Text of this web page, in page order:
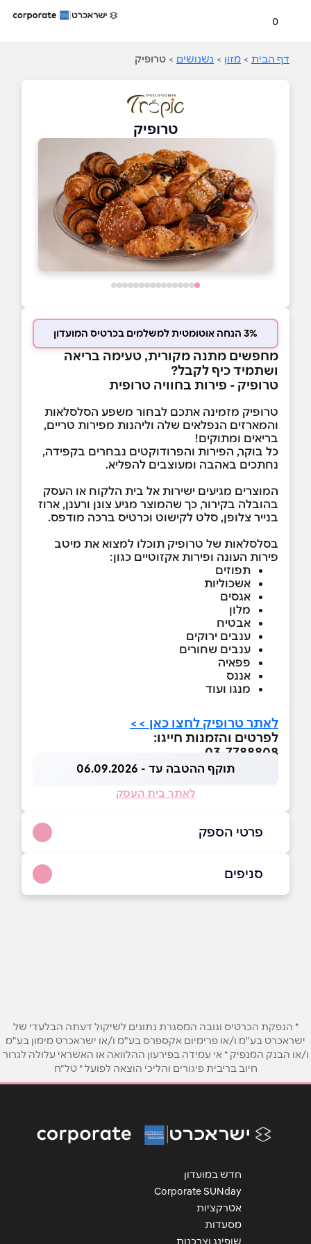
0
דף הבית > מזון > נשנושים > טרופיק
טרופיק
3% הנחה אוטומטית למשלמים בכרטיס המועדון
מחפשים מתנה מקורית, טעימה בריאה
ושתמיד כיף לקבל?
טרופיק - פירות בחוויה טרופית
טרופיק מזמינה אתכם לבחור משפע הסלסלאות
והמארזים הנפלאים שלה וליהנות מפירות טריים,
בריאים ומתוקים!
כל בוקר, הפירות והפרודוקטים נבחרים בקפידה,
נחתכים באהבה ומעוצבים להפליא.
המוצרים מגיעים ישירות אל בית הלקוח או העסק
בהובלה בקירור, כך שהמוצר מגיע צונן ורענן, ארוז
בנייר צלופן, סלט לקישוט וכרטיס ברכה מודפס.
בסלסלאות של טרופיק תוכלו למצוא את מיטב
פירות העונה ופירות אקזוטיים כגון:
תפוזים
אשכוליות
אגסים
מלון
אבטיח
ענבים ירוקים
ענבים שחורים
פפאיה
אננס
מנגו ועוד
לאתר טרופיק לחצו כאן >>
לפרטים והזמנות חייגו:
03-7788808
תוקף ההטבה עד - 06.09.2026
לאתר בית העסק
פרטי הספק
באתר בפייסבוק
אימייל*
אנא חזרו אלי בקשר ל...
סניפים
* הנפקת הכרטיס וגובה המסגרת נתונים לשיקול דעתה הבלעדי של
ישראכרט בע"מ ו/או פרימיום אקספרס בע"מ ו/או ישראכרט מימון בע"מ
ו/או הבנק המנפיק * אי עמידה בפירעון ההלוואה או האשראי עלולה לגרור
חיוב בריבית פיגורים והליכי הוצאה לפועל * טל"ח
חדש במועדון
Corporate SUNday
אטרקציות
מסעדות
שופינג וצרכנות